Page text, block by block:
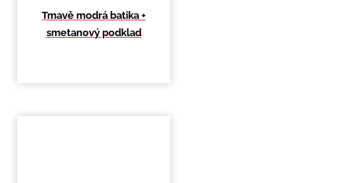
Tmavě modrá batika +
smetanový podklad